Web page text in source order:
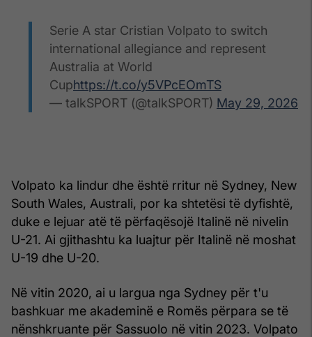
Serie A star Cristian Volpato to switch
international allegiance and represent
Australia at World
Cuphttps://t.co/y5VPcEOmTS
— talkSPORT (@talkSPORT) May 29, 2026
Volpato ka lindur dhe është rritur në Sydney, New
South Wales, Australi, por ka shtetësi të dyfishtë,
duke e lejuar atë të përfaqësojë Italinë në nivelin
U-21. Ai gjithashtu ka luajtur për Italinë në moshat
U-19 dhe U-20.
Në vitin 2020, ai u largua nga Sydney për t'u
bashkuar me akademinë e Romës përpara se të
nënshkruante për Sassuolo në vitin 2023. Volpato